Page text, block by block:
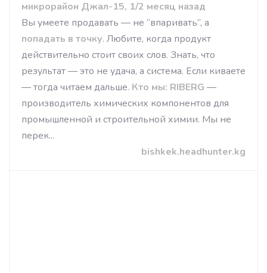
микрорайон Джал-15, 1/2 месяц назад
Вы умеете продавать — не “впаривать”, а
попадать в точку. Любите, когда продукт
действительно стоит своих слов. Знать, что
результат — это не удача, а система. Если киваете
— тогда читаем дальше. Кто мы: RIBERG —
производитель химических компонентов для
промышленной и строительной химии. Мы не
перек...
bishkek.headhunter.kg